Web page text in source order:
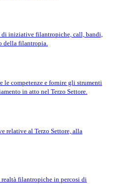
di iniziative filantropiche, call, bandi,
della filantropia.
le competenze e fornire gli strumenti
in atto nel Terzo Settore.
relative al Terzo Settore, alla
filantropiche in percosi di